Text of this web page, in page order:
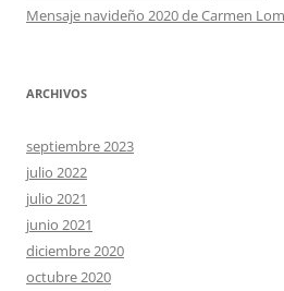
Mensaje navideño 2020 de Carmen
ARCHIVOS
septiembre 2023
julio 2022
julio 2021
junio 2021
diciembre 2020
octubre 2020